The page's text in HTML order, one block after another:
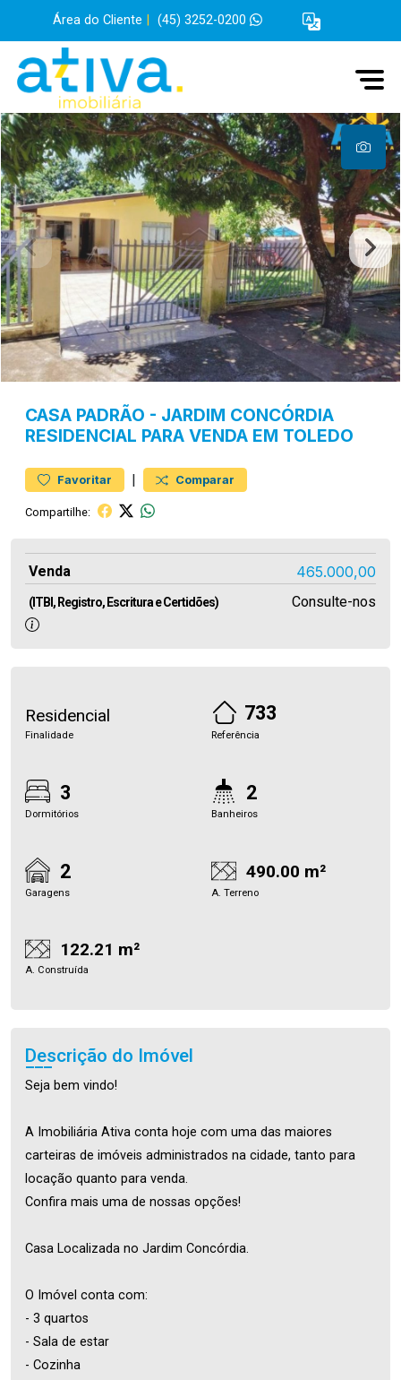
Área do Cliente (45) 3252-0200
CASA PADRÃO - JARDIM CONCÓRDIA
RESIDENCIAL PARA VENDA EM TOLEDO
Favoritar | Comparar
Compartilhe:
Venda 465.000,00
(ITBI, Registro, Escritura e Certidões) Consulte-nos
Residencial
Finalidade
733
Referência
3
Dormitórios
2
Banheiros
2
Garagens
490.00 m²
A. Terreno
122.21 m²
A. Construída
Descrição do Imóvel
Seja bem vindo!
A Imobiliária Ativa conta hoje com uma das maiores
carteiras de imóveis administrados na cidade, tanto para
locação quanto para venda.
Confira mais uma de nossas opções!
Casa Localizada no Jardim Concórdia.
O Imóvel conta com:
- 3 quartos
- Sala de estar
- Cozinha